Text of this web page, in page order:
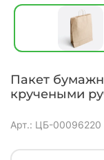
Пакет
кручеными
Арт.: ЦБ-00096220